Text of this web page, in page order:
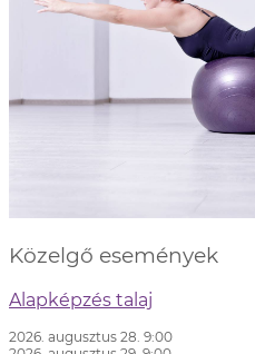
Közelgő események
Alapképzés talaj
2026. augusztus 28. 9:00